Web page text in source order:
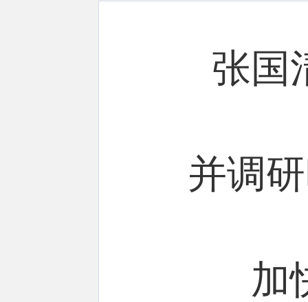
张国
并调
加